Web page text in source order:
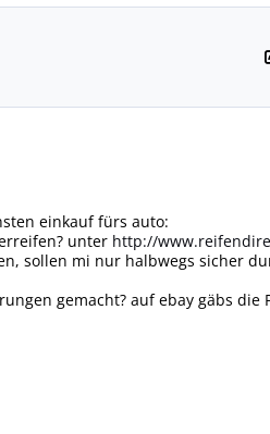
einkauf fürs auto:
unter http://
sollen mi nur halbwegs sicher
gemacht? auf ebay gäbs